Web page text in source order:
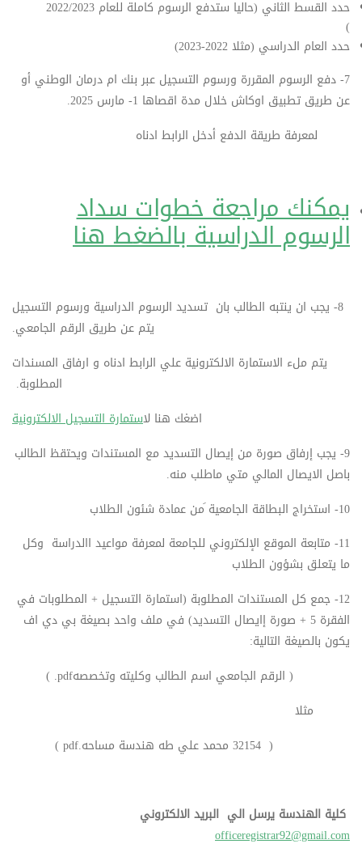
حدد القسط الثاني (حاليا ستدفع الرسوم كاملة للعام 2022/2023
)
حدد العام الدراسي (مثلا 2022-2023)
7- دفع الرسوم المقررة ورسوم التسجيل عبر بنك ام درمان الوطني أو
عن طريق تطبيق اوكاش خلال مدة اقصاها 1- مارس 2025.
لمعرفة طريقة الدفع أدخل الرابط ادناه
يمكنك مراجعة خطوات سداد
الرسوم الدراسية بالضغط هنا
8- يجب ان ينتبه الطالب بان تسديد الرسوم الدراسية ورسوم التسجيل
يتم عن طريق الرقم الجامعي.
يتم ملء الاستمارة الالكترونية علي الرابط ادناه و ارفاق المسندات
المطلوبة.
اضغك هنا لاستمارة التسجيل الالكترونية
9- يجب إرفاق صورة من إيصال التسديد مع المستندات ويحتقظ الطالب
باصل الايصال المالي متي ماطلب منه.
10- استخراج البطاقة الجامعية َمن عمادة شئون الطلاب
11- متابعة الموقع الإلكتروني للجامعة لمعرفة مواعيد االدراسة وكل
ما يتعلق بشؤون الطلاب
12- جمع كل المستندات المطلوبة (استمارة التسجيل + المطلوبات في
الفقرة 5 + صورة إايصال التسديد) في ملف واحد بصيغة بي دي اف
يكون بالصيغة التالية:
( الرقم الجامعي اسم الطالب وكليته وتخصصهpdf. )
مثلا
( 32154 محمد علي طه هندسة مساحه.pdf )
كلية الهندسة يرسل الي البريد الالكتروني
officeregistrar92@gmail.com